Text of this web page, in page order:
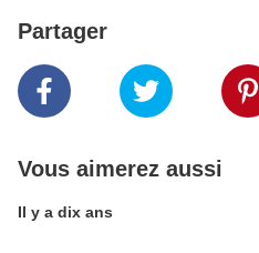
Partager
Vous aimerez aussi
Il y a dix ans